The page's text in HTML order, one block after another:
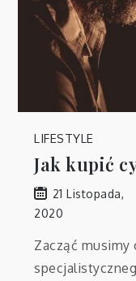
LIFESTYLE
Jak kupić
21 Listopada,
2020
Zacząć musimy